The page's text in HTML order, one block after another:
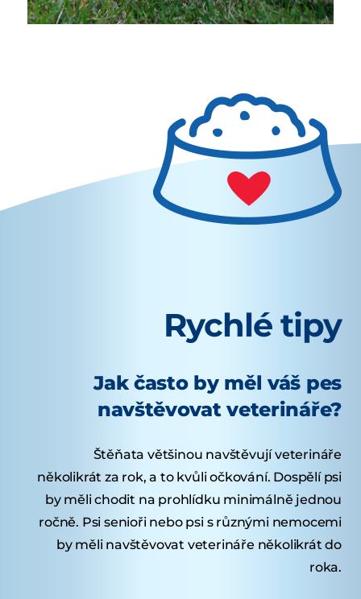
Rychlé tipy
Jak často by měl váš pes
navštěvovat veterináře?
Štěňata většinou navštěvují veterináře
několikrát za rok, a to kvůli očkování. Dospělí psi
by měli chodit na prohlídku minimálně jednou
ročně. Psi senioři nebo psi s různými nemocemi
by měli navštěvovat veterináře několikrát do
roka.